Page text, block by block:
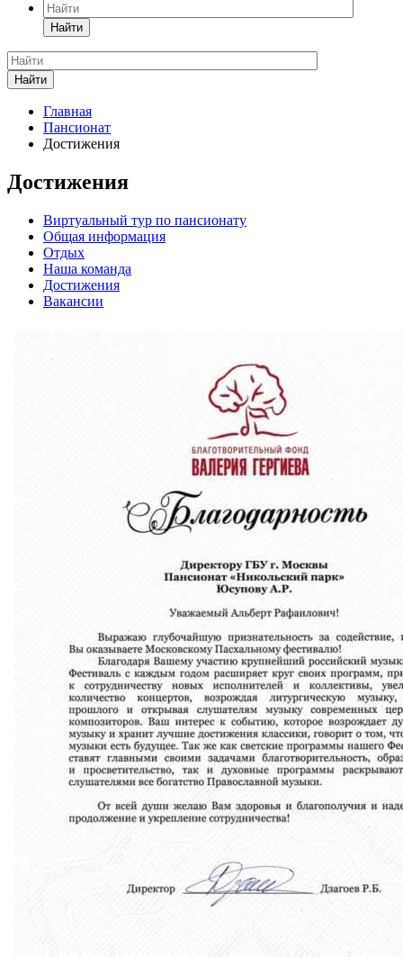
Найти
Найти
Главная
Пансионат
Достижения
Достижения
Виртуальный тур по пансионату
Общая информация
Отдых
Наша команда
Достижения
Вакансии